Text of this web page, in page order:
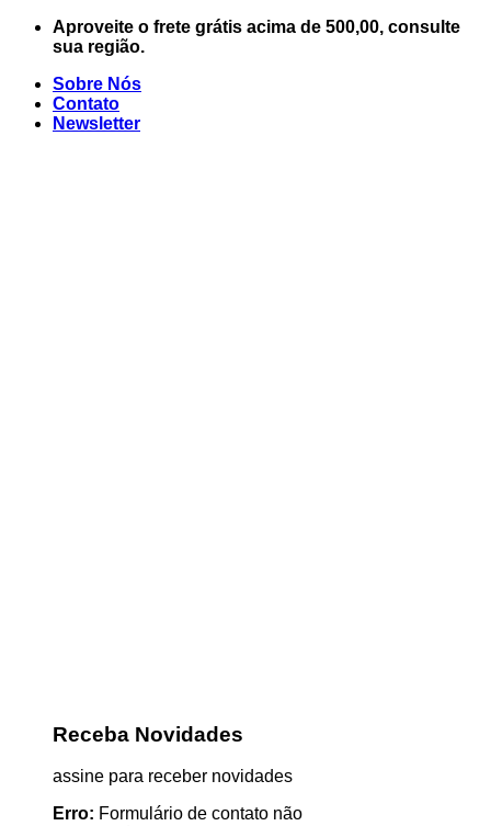
Skip
Aproveite o frete grátis acima de 500,00, consulte
sua região.
Sobre Nós
Contato
Newsletter
Receba Novidades
assine para receber novidades
Erro: Formulário de contato não